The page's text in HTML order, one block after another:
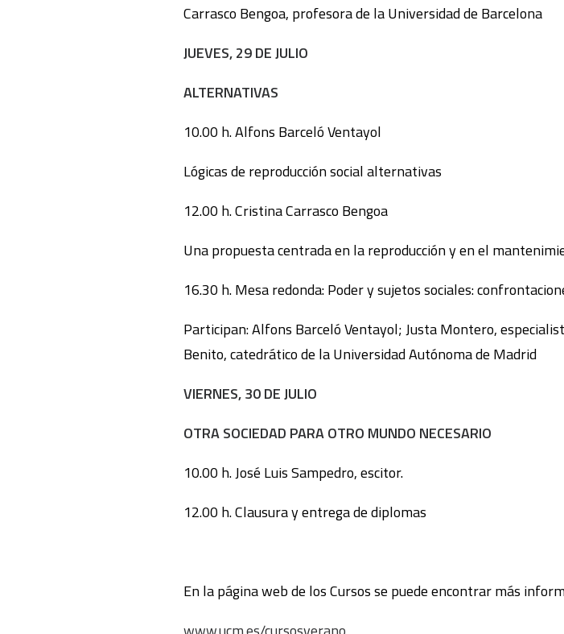
Carrasco Bengoa, profesora de la Universidad de Barcelona
JUEVES, 29 DE JULIO
ALTERNATIVAS
10.00 h. Alfons Barceló Ventayol
Lógicas de reproducción social alternativas
12.00 h. Cristina Carrasco Bengoa
Una propuesta centrada en la reproducción y en el
16.30 h. Mesa redonda: Poder y sujetos sociales:
Participan: Alfons Barceló Ventayol; Justa Montero,
Benito, catedrático de la Universidad Autónoma de Madrid
VIERNES, 30 DE JULIO
OTRA SOCIEDAD PARA OTRO MUNDO NECESARIO
10.00 h. José Luis Sampedro, escitor.
12.00 h. Clausura y entrega de diplomas
En la página web de los Cursos se puede encontrar más